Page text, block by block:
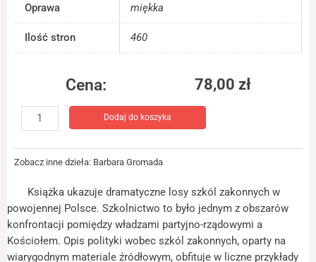
Oprawa miękka
Ilość stron 460
Cena: 78,00 zł
ilość
Szkoły
Nazaretanek
w
okresie
Polski
Ludowej
Dodaj do koszyka
Zobacz inne dzieła: Barbara Gromada
Książka ukazuje dramatyczne losy szkól zakonnych w
powojennej Polsce. Szkolnictwo to było jednym z obszarów
konfrontacji pomiędzy władzami partyjno-rządowymi a
Kościołem. Opis polityki wobec szkól zakonnych, oparty na
wiarygodnym materiale źródłowym, obfituje w liczne przykłady
najlepiej podczas
na nią. Jeśli
odrzucisz te pliki
cookie, niektóre
strony
Marketing
Udostępniając
swoje
zainteresowania i
zachowania
podczas